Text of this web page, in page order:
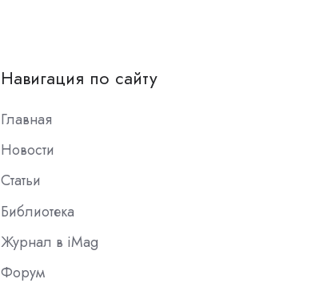
Навигация по сайту
Главная
Новости
Статьи
Библиотека
Журнал в iMag
Форум